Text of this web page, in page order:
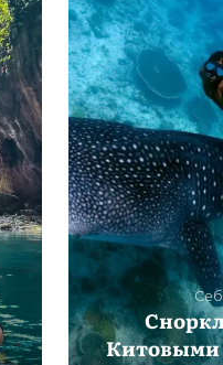
Китовыми